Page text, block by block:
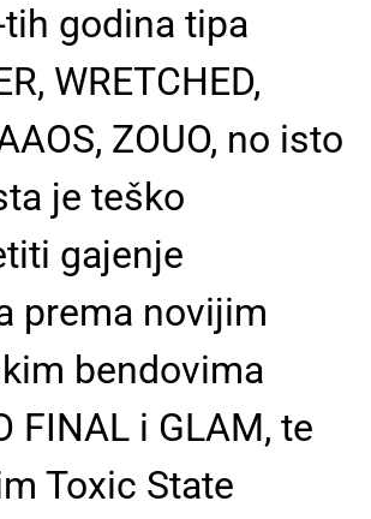
godina tipa
WRETCHED,
ZOUO, no isto
je teško
gajenje
prema novijim
bendovima
FINAL i GLAM, te
Toxic State